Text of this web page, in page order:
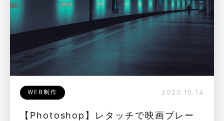
WEB制作 2020.10.14
【Photoshop】レタッチで映画ブレー